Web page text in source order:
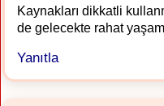
Kaynakları dikkatli
de gelecekte rahat
Yanıtla